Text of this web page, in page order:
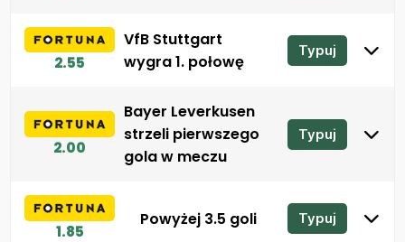
2.55
VfB Stuttgart
wygra 1. połowę
Typuj
2.00
Bayer Leverkusen
strzeli pierwszego
gola w meczu
Typuj
1.85
Powyżej 3.5 goli Typuj